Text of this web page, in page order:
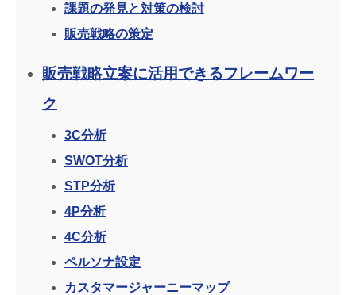
課題の発見と対策の検討
販売戦略の策定
販売戦略立案に活用できるフレームワー
ク
3C分析
SWOT分析
STP分析
4P分析
4C分析
ペルソナ設定
カスタマージャーニーマップ